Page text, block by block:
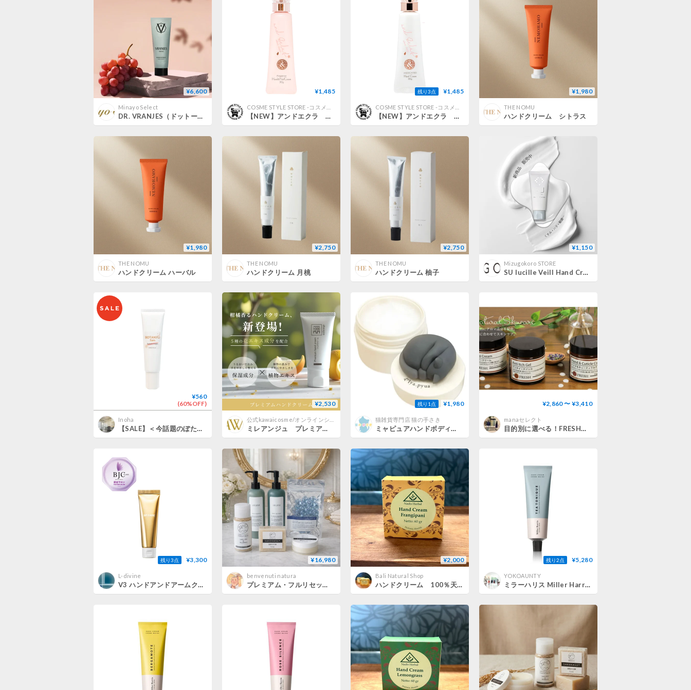
¥6,600
Minayo Select
DR. VRANJES（ドットール・ヴラニエス）ROSSO NOBILE〔ロッソノービレ〕ハンドクリーム 50ml
¥1,485
【NEW】アンドエクラ サクラチェリッシュフレグランスハンド&ネイルクリーム30g 【メール便】
残り3点 ¥1,485
【NEW】アンドエクラ サクラチェリッシュ薬用美白ハンドクリーム【医薬部外品】30g 【メール便】
¥1,980
THE NOMU
ハンドクリーム シトラス
¥1,980
THE NOMU
ハンドクリーム ハーバル
¥2,750
THE NOMU
ハンドクリーム 月桃
¥2,750
THE NOMU
ハンドクリーム 柚子
¥1,150
Mizugokoro STORE
SU lucille Veill Hand Cream
¥560
(60%OFF)
Inoha
【SALE】＜今話題のぼたん油 馬油シリーズ＞ハンドケアにおすすめ！ローズの香りのボタンユハンドクリーム25ml （※ボタンユハンドクリームは画像と容器が異なりますのでご了承ください）
¥2,530
ミレアンジュ プレミアムハンドクリーム 30g
残り1点 ¥1,980
猫雑貨専門店 猫の手さき
ミャピュアハンドボディークリーム ブラック
¥2,860 〜 ¥3,410
manaセレクト
目的別に選べる！FRESHスキンケアクリーム3種
残り3点 ¥3,300
L-divine
V3 ハンドアンドアームクリーム 50g
¥16,980
benvenuti natura
プレミアム・フルリセットセット ― 酒粕で肌を整え、和漢で髪を立て直す。 全身を「本来の自分」に戻すための集大成。 ―
¥2,000
Bali Natural Shop
ハンドクリーム 100％天然由来 プルメリア ココナッツオイル
残り2点 ¥5,280
YOKOAUNTY
ミラーハリス Miller Harris ティートニックハンドクリーム 50mL シトラス 正規取扱